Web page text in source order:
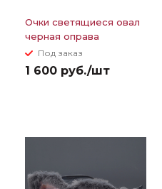
Очки светящиеся овал
черная оправа
Под заказ
1 600 руб./шт